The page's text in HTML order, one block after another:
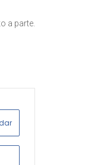
a parte.